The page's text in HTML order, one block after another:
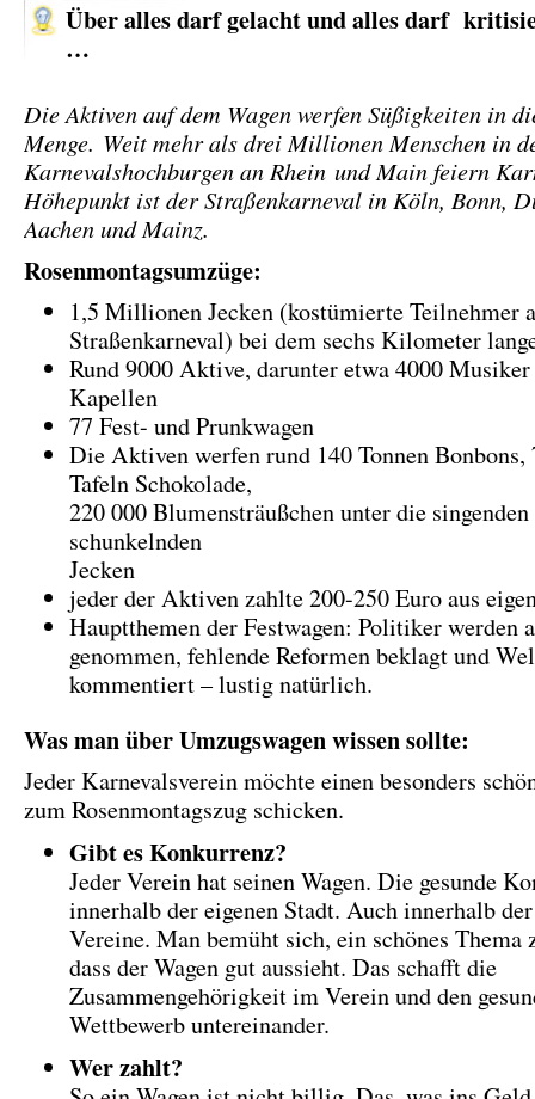
Über alles darf gelacht und alles darf
…
Die Aktiven auf dem Wagen werfen Süßigkeiten in
Menge. Weit mehr als drei Millionen Menschen in
Karnevalshochburgen an Rhein und Main feiern
Höhepunkt ist der Straßenkarneval in Köln, Bonn,
Aachen und Mainz.
Rosenmontagsumzüge:
1,5 Millionen Jecken (kostümierte Teilnehmer
Straßenkarneval) bei dem sechs Kilometer
Rund 9000 Aktive, darunter etwa 4000
Kapellen
77 Fest- und Prunkwagen
Die Aktiven werfen rund 140 Tonnen Bonbons,
Tafeln Schokolade,
220 000 Blumensträußchen unter die singenden
schunkelnden
Jecken
jeder der Aktiven zahlte 200-250 Euro aus
Hauptthemen der Festwagen: Politiker werden
genommen, fehlende Reformen beklagt und
kommentiert – lustig natürlich.
Was man über Umzugswagen wissen sollte:
Jeder Karnevalsverein möchte einen besonders
zum Rosenmontagszug schicken.
Gibt es Konkurrenz?
Jeder Verein hat seinen Wagen. Die gesunde
innerhalb der eigenen Stadt. Auch innerhalb
Vereine. Man bemüht sich, ein schönes Thema
dass der Wagen gut aussieht. Das schafft die
Zusammengehörigkeit im Verein und den
Wettbewerb untereinander.
Wer zahlt?